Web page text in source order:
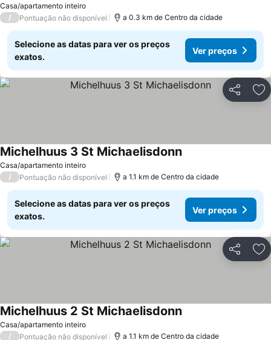
Casa/apartamento inteiro
/ Pontuação não disponível a 0.3 km de Centro da cidade
Selecione as datas para ver os preços
exatos.
Ver preços
Partilhar
Casa/apartamento inteiro
Michelhuus 3 St Michaelisdonn
/ Pontuação não disponível a 1.1 km de Centro da cidade
Selecione as datas para ver os preços
exatos.
Ver preços
Partilhar
Casa/apartamento inteiro
Michelhuus 2 St Michaelisdonn
/ Pontuação não disponível a 1.1 km de Centro da cidade